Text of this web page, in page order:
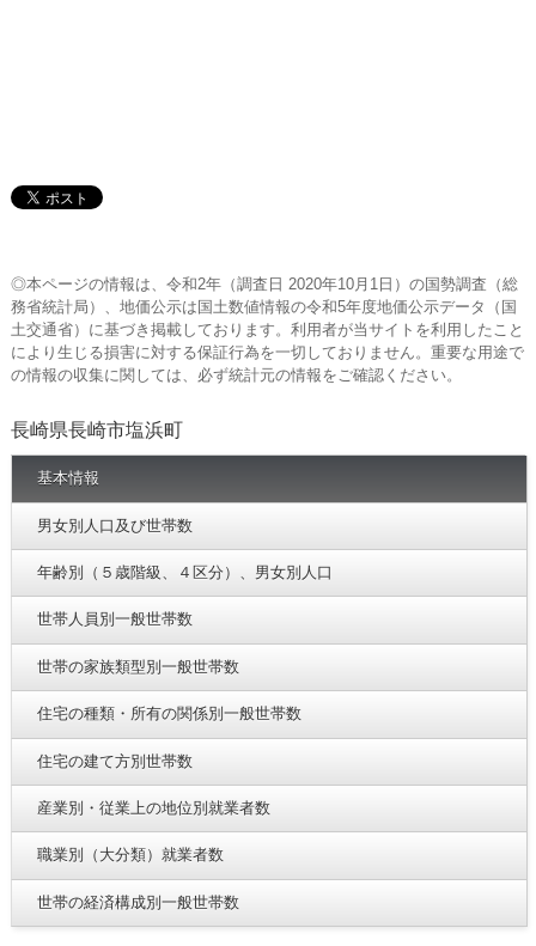
◎本ページの情報は、令和2年（調査日 2020年10月1日）の国勢調査（総
務省統計局）、地価公示は国土数値情報の令和5年度地価公示データ（国
土交通省）に基づき掲載しております。利用者が当サイトを利用したこと
により生じる損害に対する保証行為を一切しておりません。重要な用途で
の情報の収集に関しては、必ず統計元の情報をご確認ください。
長崎県長崎市塩浜町
基本情報
男女別人口及び世帯数
年齢別（５歳階級、４区分）、男女別人口
世帯人員別一般世帯数
世帯の家族類型別一般世帯数
住宅の種類・所有の関係別一般世帯数
住宅の建て方別世帯数
産業別・従業上の地位別就業者数
職業別（大分類）就業者数
世帯の経済構成別一般世帯数